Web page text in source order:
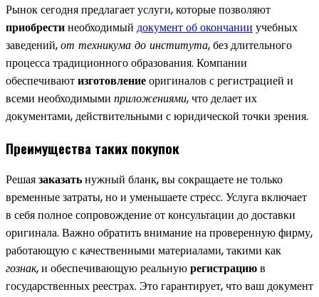
Рынок сегодня предлагает услуги, которые позволяют
приобрестинеобходимый документ об окончании учебных
заведений,от техникума до института, без длительного
процесса традиционного образования. Компании
обеспечиваютизготовлениеоригиналов с регистрацией и
всеми необходимыми приложениями, что делает их
документами, действительными с юридической точки зрения.
Преимущества таких покупок
Решаязаказатьнужный бланк, вы сокращаете не только
временные затраты, но и уменьшаете стресс. Услуга включает
в себя полное сопровождение от консультации до доставки
оригинала. Важно обратить внимание на проверенную фирму,
работающую с качественными материалами, такими как
гознак, и обеспечивающую реальнуюрегистрациюв
государственных реестрах. Это гарантирует, что ваш документ